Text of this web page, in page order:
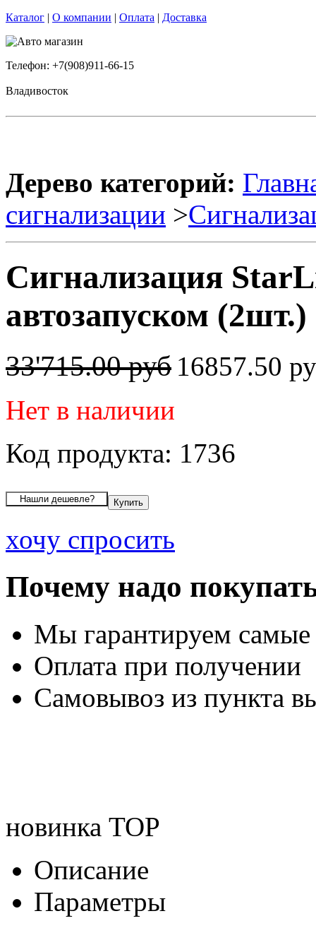
Каталог | О компании | Оплата | Доставка
Телефон: +7(908)911-66-15
Владивосток
Дерево категорий:
сигнализации >
Сигнализация
автозапуском (2шт.)
33'715.00 руб 16857.50
Нет в наличии
Код продукта: 1736
хочу спросить
Почему надо
Мы гарантируем
Оплата при получении
Самовывоз из пункта
новинка TOP
Описание
Параметры